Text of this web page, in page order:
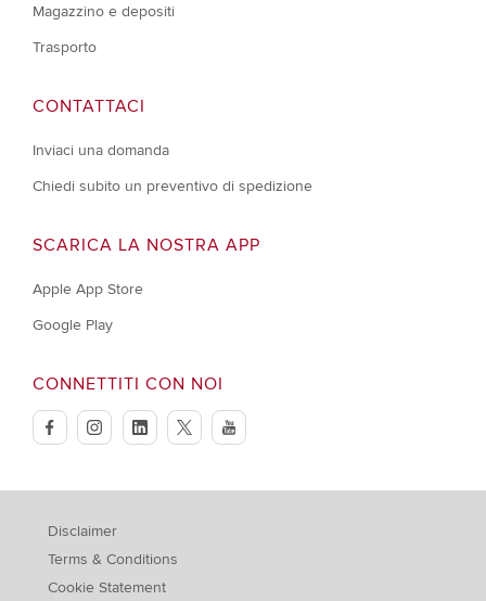
Magazzino e depositi
Trasporto
CONTATTACI
Inviaci una domanda
Chiedi subito un preventivo di spedizione
SCARICA LA NOSTRA APP
Apple App Store
Google Play
CONNETTITI CON NOI
facebookinstagramlinkedintwitteryoutube
Disclaimer
Terms & Conditions
Cookie Statement